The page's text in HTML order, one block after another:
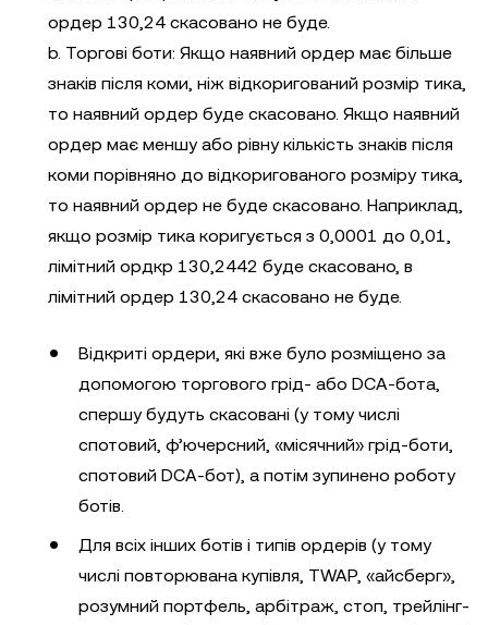
ордер 130,24 скасовано не буде.
b. Торгові боти: Якщо наявний ордер має більше
знаків після коми, ніж відкоригований розмір тика,
то наявний ордер буде скасовано. Якщо наявний
ордер має меншу або рівну кількість знаків після
коми порівняно до відкоригованого розміру тика,
то наявний ордер не буде скасовано. Наприклад,
якщо розмір тика коригується з 0,0001 до 0,01,
лімітний ордкр 130,2442 буде скасовано, в
лімітний ордер 130,24 скасовано не буде.
Відкриті ордери, які вже було розміщено за
допомогою торгового грід- або DCA-бота,
спершу будуть скасовані (у тому числі
спотовий, ф’ючерсний, «місячний» грід-боти,
спотовий DCA-бот), а потім зупинено роботу
ботів.
Для всіх інших ботів і типів ордерів (у тому
числі повторювана купівля, TWAP, «айсберг»,
розумний портфель, арбітраж, стоп, трейлінг-